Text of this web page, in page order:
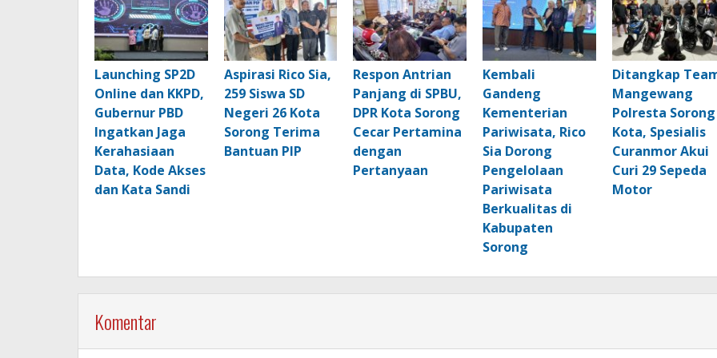
Launching SP2D
Online dan KKPD,
Gubernur PBD
Ingatkan Jaga
Kerahasiaan
Data, Kode Akses
dan Kata Sandi
Aspirasi Rico Sia,
259 Siswa SD
Negeri 26 Kota
Sorong Terima
Bantuan PIP
Respon Antrian
Panjang di SPBU,
DPR Kota Sorong
Cecar Pertamina
dengan
Pertanyaan
Kembali
Gandeng
Kementerian
Pariwisata, Rico
Sia Dorong
Pengelolaan
Pariwisata
Berkualitas di
Kabupaten
Sorong
Ditangkap
Mangewang
Polresta Sorong
Kota, Spesialis
Curanmor Akui
Curi 29 Sepeda
Motor
Komentar